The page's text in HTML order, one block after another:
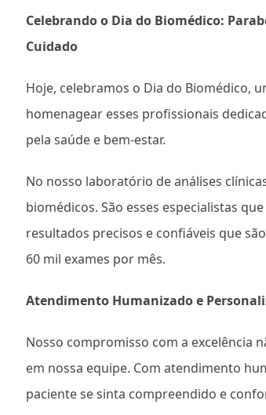
Celebrando o Dia do Biomédico:
Cuidado
Hoje, celebramos o Dia do Biomédico,
homenagear esses profissionais
pela saúde e bem-estar.
No nosso laboratório de análises
biomédicos. São esses especialistas
resultados precisos e confiáveis que
60 mil exames por mês.
Atendimento Humanizado e
Nosso compromisso com a excelência
em nossa equipe. Com atendimento
paciente se sinta compreendido e